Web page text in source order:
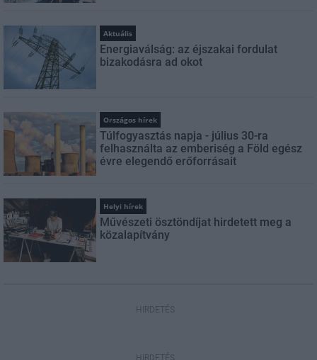
Aktuális
Energiaválság: az éjszakai fordulat
bizakodásra ad okot
Országos hírek
Túlfogyasztás napja - július 30-ra
felhasználta az emberiség a Föld egész
évre elegendő erőforrásait
Helyi hírek
Művészeti ösztöndíjat hirdetett meg a
közalapítvány
HIRDETÉS
HIRDETÉS